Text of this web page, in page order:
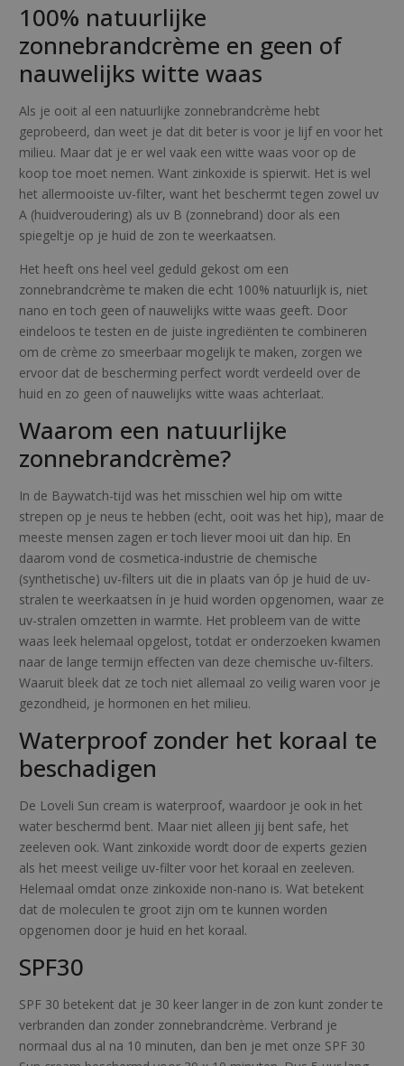
p
r
i
j
s
w
a
s
:
1
0
.
-
6
.
5
0
.
100% natuurlijke
zonnebrandcrème en geen of
nauwelijks witte waas
Als je ooit al een natuurlijke zonnebrandcrème hebt
geprobeerd, dan weet je dat dit beter is voor je lijf en voor het
milieu. Maar dat je er wel vaak een witte waas voor op de
koop toe moet nemen. Want zinkoxide is spierwit. Het is wel
het allermooiste uv-filter, want het beschermt tegen zowel uv
A (huidveroudering) als uv B (zonnebrand) door als een
spiegeltje op je huid de zon te weerkaatsen.
Het heeft ons heel veel geduld gekost om een
zonnebrandcrème te maken die echt 100% natuurlijk is, niet
nano en toch geen of nauwelijks witte waas geeft. Door
eindeloos te testen en de juiste ingrediënten te combineren
om de crème zo smeerbaar mogelijk te maken, zorgen we
ervoor dat de bescherming perfect wordt verdeeld over de
huid en zo geen of nauwelijks witte waas achterlaat.
Waarom een natuurlijke
zonnebrandcrème?
In de Baywatch-tijd was het misschien wel hip om witte
strepen op je neus te hebben (echt, ooit was het hip), maar de
meeste mensen zagen er toch liever mooi uit dan hip. En
daarom vond de cosmetica-industrie de chemische
(synthetische) uv-filters uit die in plaats van óp je huid de uv-
stralen te weerkaatsen ín je huid worden opgenomen, waar ze
uv-stralen omzetten in warmte. Het probleem van de witte
waas leek helemaal opgelost, totdat er onderzoeken kwamen
naar de lange termijn effecten van deze chemische uv-filters.
Waaruit bleek dat ze toch niet allemaal zo veilig waren voor je
gezondheid, je hormonen en het milieu.
Waterproof zonder het koraal te
beschadigen
De Loveli Sun cream is waterproof, waardoor je ook in het
water beschermd bent. Maar niet alleen jij bent safe, het
zeeleven ook. Want zinkoxide wordt door de experts gezien
als het meest veilige uv-filter voor het koraal en zeeleven.
Helemaal omdat onze zinkoxide non-nano is. Wat betekent
dat de moleculen te groot zijn om te kunnen worden
opgenomen door je huid en het koraal.
SPF30
SPF 30 betekent dat je 30 keer langer in de zon kunt zonder te
verbranden dan zonder zonnebrandcrème. Verbrand je
normaal dus al na 10 minuten, dan ben je met onze SPF 30